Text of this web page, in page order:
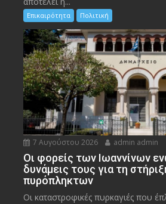
Επικαιρότητα Πολιτική
7 Αυγούστου 2026 admin admin
Οι φορείς των Ιωαννίνων
δυνάμεις τους για τη
πυρόπληκτων
Οι καταστροφικές πυρκαγιές που